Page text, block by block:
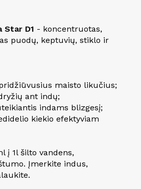
Star D1 - koncentruotas,
puodų, keptuvių, stiklo ir
maisto likučius;
ant indų;
indams blizgesį;
kiekio efektyviam
į 1l šilto vandens,
Įmerkite indus,